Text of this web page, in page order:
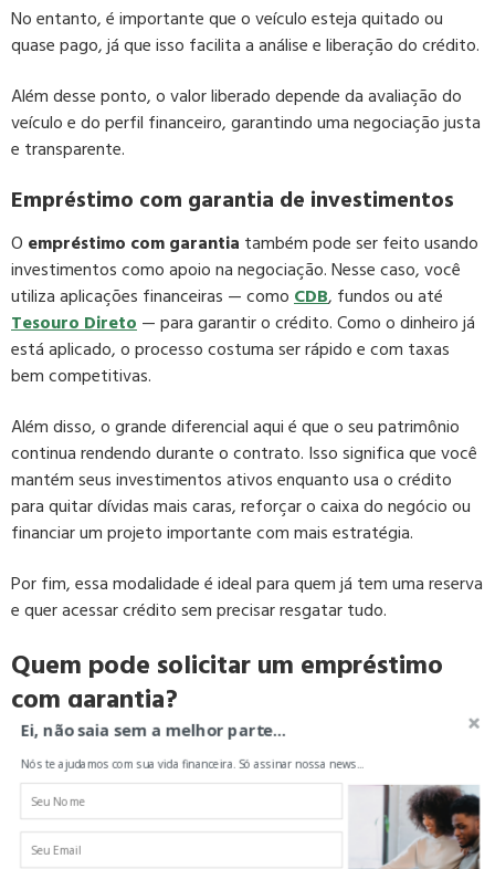
No entanto, é importante que o veículo esteja quitado ou
quase pago, já que isso facilita a análise e liberação do crédito.
Além desse ponto, o valor liberado depende da avaliação do
veículo e do perfil financeiro, garantindo uma negociação justa
e transparente.
Empréstimo com garantia de investimentos
O empréstimo com garantia também pode ser feito usando
investimentos como apoio na negociação. Nesse caso, você
utiliza aplicações financeiras — comoCDB, fundos ou até
Tesouro Direto— para garantir o crédito. Como o dinheiro já
está aplicado, o processo costuma ser rápido e com taxas
bem competitivas.
Além disso, o grande diferencial aqui é que o seu patrimônio
continua rendendo durante o contrato. Isso significa que você
mantém seus investimentos ativos enquanto usa o crédito
para quitar dívidas mais caras, reforçar o caixa do negócio ou
financiar um projeto importante com mais estratégia.
Por fim, essa modalidade é ideal para quem já tem uma reserva
e quer acessar crédito sem precisar resgatar tudo.
Quem pode solicitar um empréstimo
com garantia?
Qualquer pessoa que possua um bem elegível e comprove
capacidade de pagamento pode solicitar umempréstimo
com garantia
. Isso inclui quem tem imóvel, veículo quitado ou
investimentos e busca uma solução mais econômica para
organizar a vida financeira ou impulsionar um plano importante.
Ei, não saia sem a melhor parte...
Nós te ajudamos com sua vida financeira. Só assinar nossa news...